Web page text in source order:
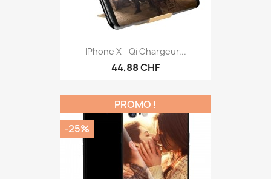
IPhone X - Qi Chargeur...
44,88 CHF
PROMO !
-25%